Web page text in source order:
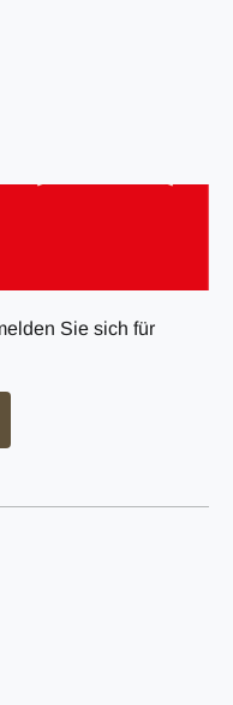
Sie sich für